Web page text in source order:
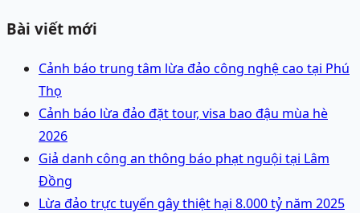
Bài viết mới
Cảnh báo trung tâm lừa đảo công nghệ cao tại Phú
Thọ
Cảnh báo lừa đảo đặt tour, visa bao đậu mùa hè
2026
Giả danh công an thông báo phạt nguội tại Lâm
Đồng
Lừa đảo trực tuyến gây thiệt hại 8.000 tỷ năm 2025